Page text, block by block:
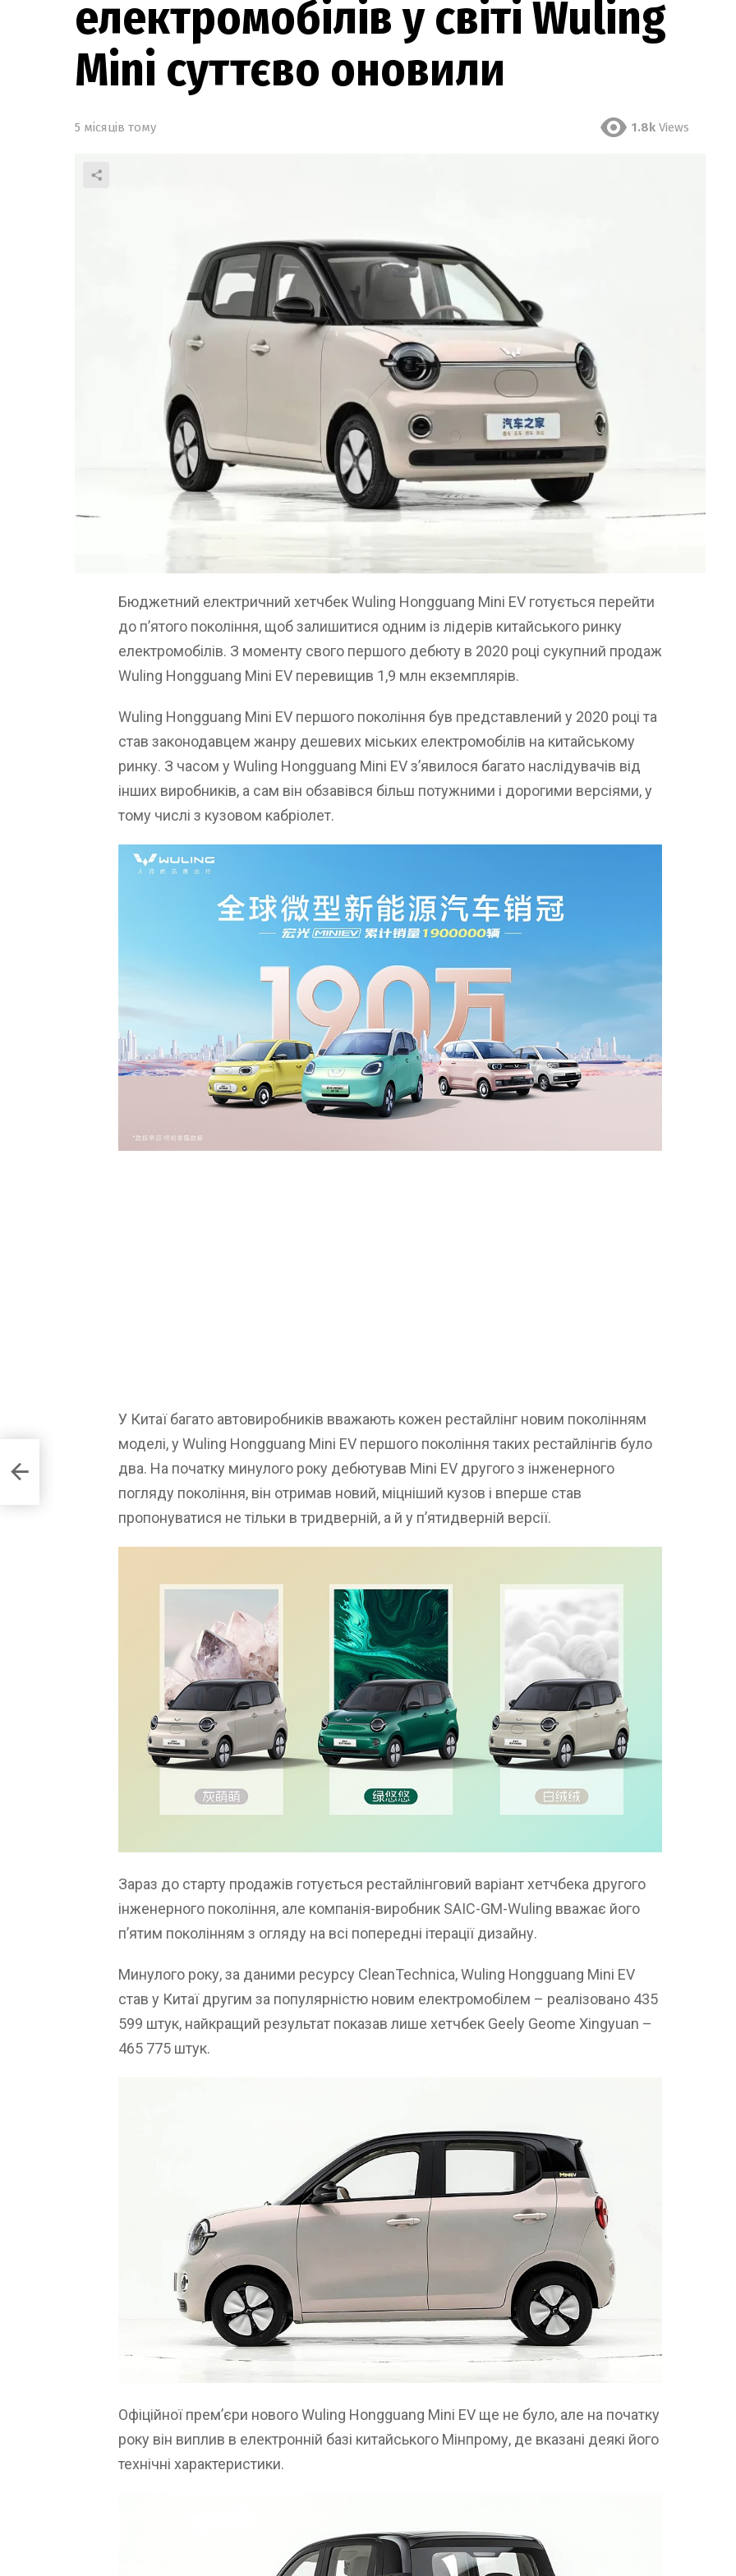
електромобілів у світі Wuling
Mini суттєво оновили
5 місяців тому 1.8k Views
Бюджетний електричний хетчбек Wuling Hongguang Mini EV готується перейти
до п’ятого покоління, щоб залишитися одним із лідерів китайського ринку
електромобілів. З моменту свого першого дебюту в 2020 році сукупний продаж
Wuling Hongguang Mini EV перевищив 1,9 млн екземплярів.
Wuling Hongguang Mini EV першого покоління був представлений у 2020 році та
став законодавцем жанру дешевих міських електромобілів на китайському
ринку. З часом у Wuling Hongguang Mini EV з’явилося багато наслідувачів від
інших виробників, а сам він обзавівся більш потужними і дорогими версіями, у
тому числі з кузовом кабріолет.
У Китаї багато автовиробників вважають кожен рестайлінг новим поколінням
моделі, у Wuling Hongguang Mini EV першого покоління таких рестайлінгів було
два. На початку минулого року дебютував Mini EV другого з інженерного
погляду покоління, він отримав новий, міцніший кузов і вперше став
пропонуватися не тільки в тридверній, а й у п’ятидверній версії.
Зараз до старту продажів готується рестайлінговий варіант хетчбека другого
інженерного покоління, але компанія-виробник SAIC-GM-Wuling вважає його
п’ятим поколінням з огляду на всі попередні ітерації дизайну.
Минулого року, за даними ресурсу CleanTechnica, Wuling Hongguang Mini EV
став у Китаї другим за популярністю новим електромобілем – реалізовано 435
599 штук, найкращий результат показав лише хетчбек Geely Geome Xingyuan –
465 775 штук.
Офіційної прем’єри нового Wuling Hongguang Mini EV ще не було, але на початку
року він виплив в електронній базі китайського Мінпрому, де вказані деякі його
технічні характеристики.